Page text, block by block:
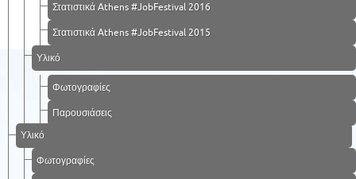
Στατιστικά Athens #JobFestival 2016
Στατιστικά Athens #JobFestival 2015
Υλικό
Φωτογραφίες
Παρουσιάσεις
Υλικό
Φωτογραφίες